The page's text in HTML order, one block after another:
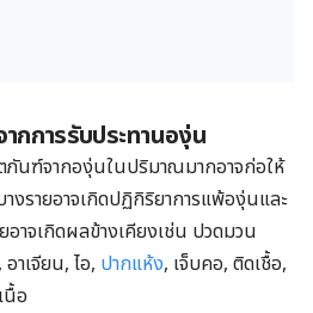
กการรับประทานองุ่น
นฑ์จากองุ่นในปริมาณมากอาจก่อให้
งรายอาจเกิดปฏิกิริยาการแพ้องุ่นและ
าจเกิดผลข้างเคียงเช่น ปวดมวน
าเจียน, ไอ, ปากแห้ง, เจ็บคอ, ติดเชื้อ,
นื้อ